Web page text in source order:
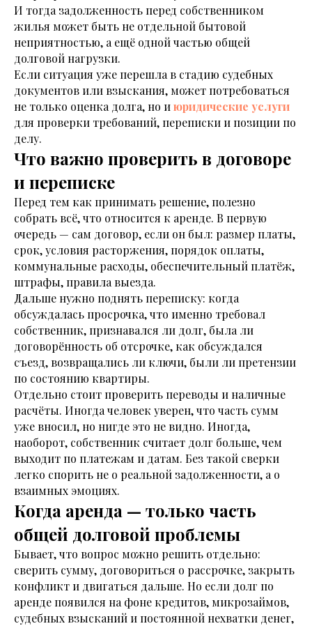
И тогда задолженность перед собственником
жилья может быть не отдельной бытовой
неприятностью, а ещё одной частью общей
долговой нагрузки.
Если ситуация уже перешла в стадию судебных
документов или взыскания, может потребоваться
не только оценка долга, но июридические услуги
для проверки требований, переписки и позиции по
делу.
Что важно проверить в договоре
и переписке
Перед тем как принимать решение, полезно
собрать всё, что относится к аренде. В первую
очередь — сам договор, если он был: размер платы,
срок, условия расторжения, порядок оплаты,
коммунальные расходы, обеспечительный платёж,
штрафы, правила выезда.
Дальше нужно поднять переписку: когда
обсуждалась просрочка, что именно требовал
собственник, признавался ли долг, была ли
договорённость об отсрочке, как обсуждался
съезд, возвращались ли ключи, были ли претензии
по состоянию квартиры.
Отдельно стоит проверить переводы и наличные
расчёты. Иногда человек уверен, что часть сумм
уже вносил, но нигде это не видно. Иногда,
наоборот, собственник считает долг больше, чем
выходит по платежам и датам. Без такой сверки
легко спорить не о реальной задолженности, а о
взаимных эмоциях.
Когда аренда — только часть
общей долговой проблемы
Бывает, что вопрос можно решить отдельно:
сверить сумму, договориться о рассрочке, закрыть
конфликт и двигаться дальше. Но если долг по
аренде появился на фоне кредитов, микрозаймов,
судебных взысканий и постоянной нехватки денег,